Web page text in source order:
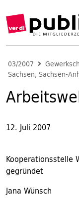
03/2007
Sachsen, Sachsen-
12. Juli 2007
Kooperationsstelle
gegründet
Jana Wünsch